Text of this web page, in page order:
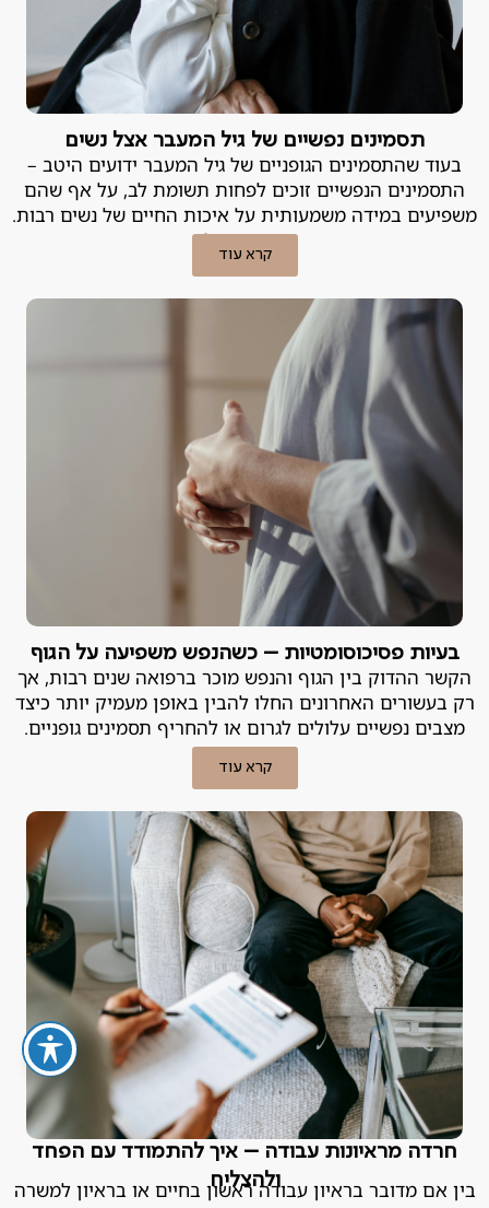
תסמינים נפשיים של גיל המעבר אצל נשים
בעוד שהתסמינים הגופניים של גיל המעבר ידועים היטב –
התסמינים הנפשיים זוכים לפחות תשומת לב, על אף שהם
משפיעים במידה משמעותית על איכות החיים של נשים רבות.
מה עושים?
קרא עוד
בעיות פסיכוסומטיות – כשהנפש משפיעה על הגוף
הקשר ההדוק בין הגוף והנפש מוכר ברפואה שנים רבות, אך
רק בעשורים האחרונים החלו להבין באופן מעמיק יותר כיצד
מצבים נפשיים עלולים לגרום או להחריף תסמינים גופניים.
קרא עוד
חרדה מראיונות עבודה – איך להתמודד עם הפחד
ולהצליח
בין אם מדובר בראיון עבודה ראשון בחיים או בראיון למשרה